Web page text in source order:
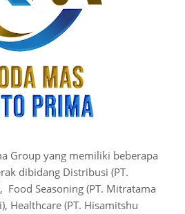
Group yang memiliki beberapa
dibidang Distribusi (PT.
Food Seasoning (PT. Mitratama
Healthcare (PT. Hisamitshu